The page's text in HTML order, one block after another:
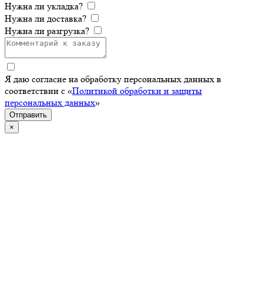
Нужна ли укладка?
Нужна ли доставка?
Нужна ли разгрузка?
Я даю согласие на обработку персональных данных в
соответствии с «Политикой обработки и защиты
персональных данных»
Отправить
×